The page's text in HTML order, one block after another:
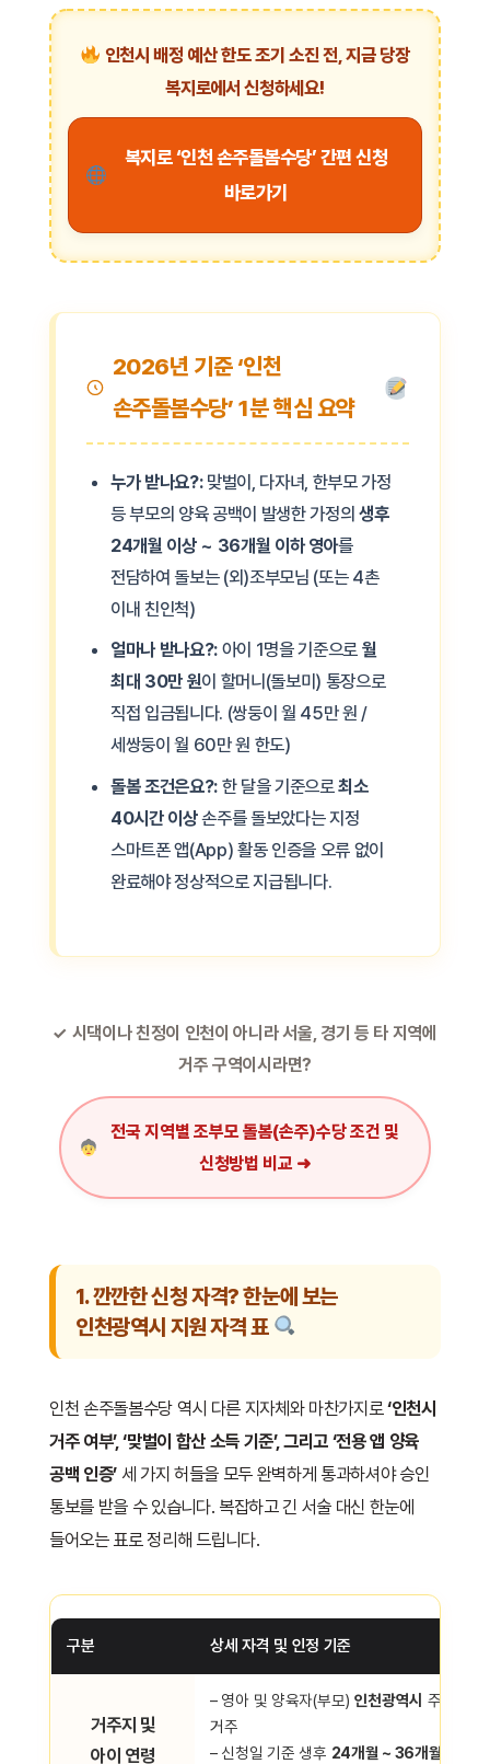
인천시 배정 예산 한도 조기 소진 전, 지금 당장
복지로에서 신청하세요!
복지로 ‘인천 손주돌봄수당’ 간편 신청
바로가기
2026년 기준 ‘인천
손주돌봄수당’ 1분 핵심 요약
누가 받나요?:맞벌이, 다자녀, 한부모 가정
등 부모의 양육 공백이 발생한 가정의생후
24개월 이상 ~ 36개월 이하 영아를
전담하여 돌보는 (외)조부모님 (또는 4촌
이내 친인척)
얼마나 받나요?: 아이 1명을 기준으로 월
최대 30만 원이 할머니(돌보미) 통장으로
직접 입금됩니다. (쌍둥이 월 45만 원 /
세쌍둥이 월 60만 원 한도)
돌봄 조건은요?: 한 달을 기준으로최소
40시간 이상손주를 돌보았다는 지정
스마트폰 앱(App) 활동 인증을 오류 없이
완료해야 정상적으로 지급됩니다.
✓ 시댁이나 친정이 인천이 아니라 서울, 경기 등 타 지역에
거주 구역이시라면?
전국 지역별 조부모 돌봄(손주)수당 조건 및
신청방법 비교 ➜
1. 깐깐한 신청 자격? 한눈에 보는
인천광역시 지원 자격 표
인천 손주돌봄수당 역시 다른 지자체와 마찬가지로‘인천시
거주 여부’, ‘맞벌이 합산 소득 기준’, 그리고 ‘전용 앱 양육
공백 인증’ 세 가지 허들을 모두 완벽하게 통과하셔야 승인
통보를 받을 수 있습니다. 복잡하고 긴 서술 대신 한눈에
들어오는 표로 정리해 드립니다.
구분 상세 자격 및 인정 기준
거주지 및
아이 연령
– 영아 및 양육자(부모) 인천광역시 주민등록
거주
– 신청일 기준 생후 24개월 ~ 36개월 이하